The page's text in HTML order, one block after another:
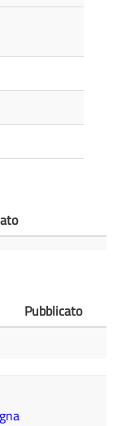
Pubblicato